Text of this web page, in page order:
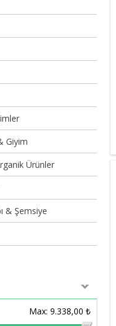
Giyim
Ürünler
& Şemsiye
Max: 9.338,00 ₺